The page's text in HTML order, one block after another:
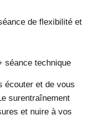
de flexibilité et
séance technique
écouter et de vous
surentraînement
et nuire à vos